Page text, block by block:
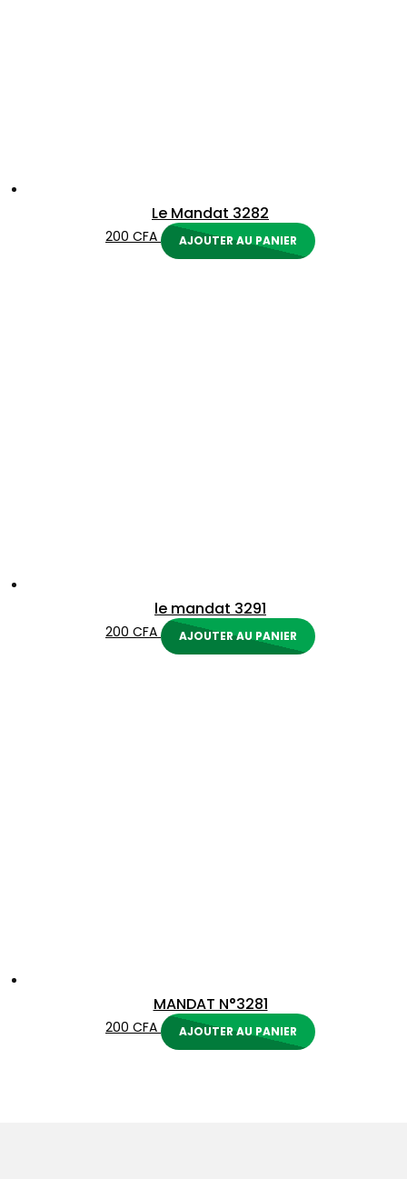
Le Mandat 3282
200 CFA AJOUTER AU PANIER
le mandat 3291
200 CFA AJOUTER AU PANIER
MANDAT N°3281
200 CFA AJOUTER AU PANIER